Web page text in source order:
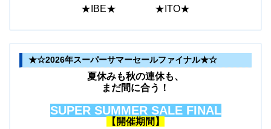
★IBE★ ★ITO★
★☆2026年スーパーサマーセールファイナル★☆
夏休みも秋の連休も、
まだ間に合う！
SUPER SUMMER SALE FINAL
【開催期間】